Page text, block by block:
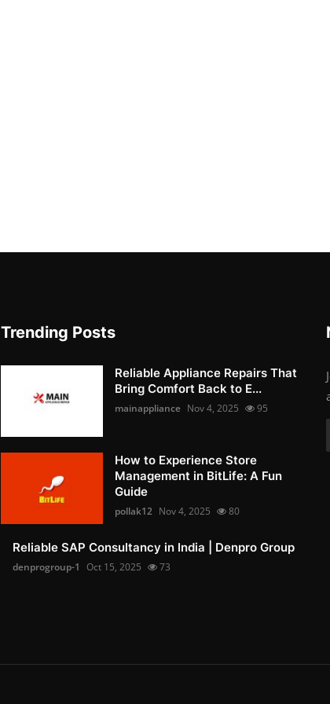
Trending Posts
Reliable Appliance Repairs That
Bring Comfort Back to E...
mainappliance Nov 4, 2025 95
How to Experience Store
Management in BitLife: A Fun
Guide
pollak12 Nov 4, 2025 80
Reliable SAP Consultancy in India | Denpro Group
denprogroup-1 Oct 15, 2025 73